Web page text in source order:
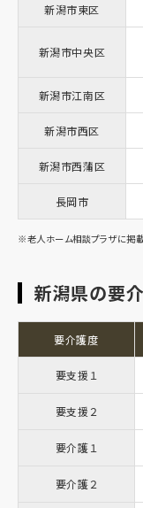
新潟市東区
新潟市中央区
新潟市江南区
新潟市西区
新潟市西蒲区
長岡市
※老人ホーム相談プラザに掲
新潟県の要
要介護度
要支援１
要支援２
要介護１
要介護２